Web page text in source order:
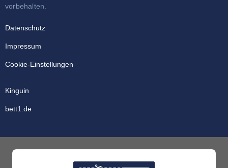
vorbehalten.
Datenschutz
Impressum
Cookie-Einstellungen
Kinguin
bett1.de